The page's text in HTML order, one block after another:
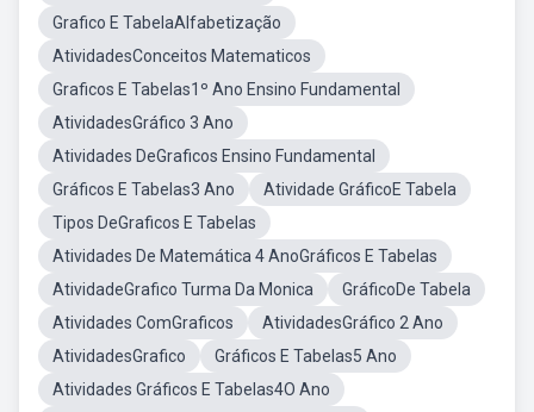
Grafico E TabelaAlfabetização
AtividadesConceitos Matematicos
Graficos E Tabelas1º Ano Ensino Fundamental
AtividadesGráfico 3 Ano
Atividades DeGraficos Ensino Fundamental
Gráficos E Tabelas3 Ano
Atividade GráficoE Tabela
Tipos DeGraficos E Tabelas
Atividades De Matemática 4 AnoGráficos E Tabelas
AtividadeGrafico Turma Da Monica
GráficoDe Tabela
Atividades ComGraficos
AtividadesGráfico 2 Ano
AtividadesGrafico
Gráficos E Tabelas5 Ano
Atividades Gráficos E Tabelas4O Ano